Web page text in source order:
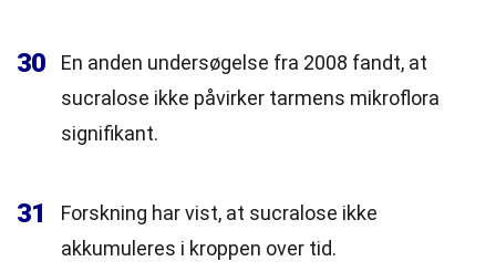
30
En anden undersøgelse fra 2008 fandt, at
sucralose ikke påvirker tarmens mikroflora
signifikant.
31
Forskning har vist, at sucralose ikke
akkumuleres i kroppen over tid.